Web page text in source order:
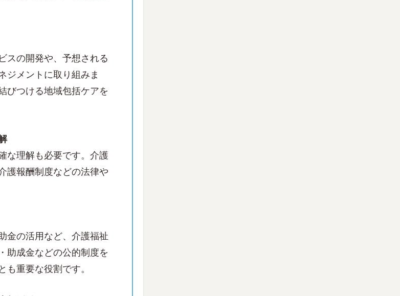
スの開発や、予想される
ジメントに取り組みま
びつける地域包括ケアを
な理解も必要です。介護
護報酬制度などの法律や
金の活用など、介護福祉
助成金などの公的制度を
も重要な役割です。